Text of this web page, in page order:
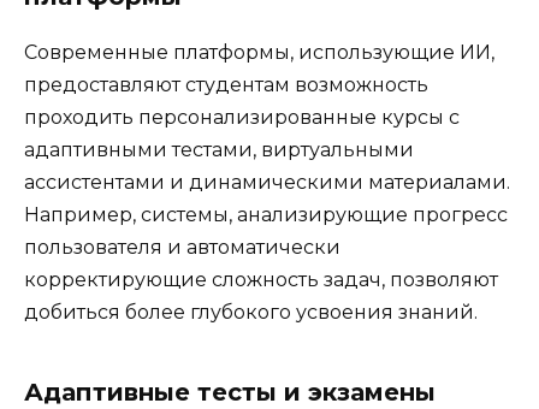
Современные платформы, использующие ИИ,
предоставляют студентам возможность
проходить персонализированные курсы с
адаптивными тестами, виртуальными
ассистентами и динамическими материалами.
Например, системы, анализирующие прогресс
пользователя и автоматически
корректирующие сложность задач, позволяют
добиться более глубокого усвоения знаний.
Адаптивные тесты и экзамены